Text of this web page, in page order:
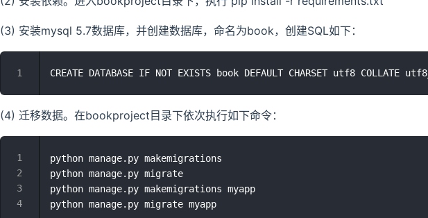
(3) 安装mysql 5.7数据库，并创建数据库，命名为book，创建SQL如下：
(4) 迁移数据。在bookproject目录下依次执行如下命令：
python manage.py makemigrations
python manage.py migrate
python manage.py makemigrations myapp